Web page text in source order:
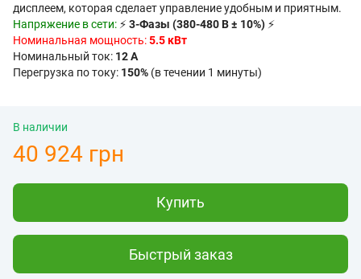
дисплеем, которая сделает управление удобным и приятным.
Напряжение в сети: ⚡ 3-Фазы (380-480 В ± 10%) ⚡
Номинальная мощность:5.5 кВт
Номинальный ток: 12 А
Перегрузка по току: 150% (в течении 1 минуты)
В наличии
40 924 грн
Купить
Быстрый заказ